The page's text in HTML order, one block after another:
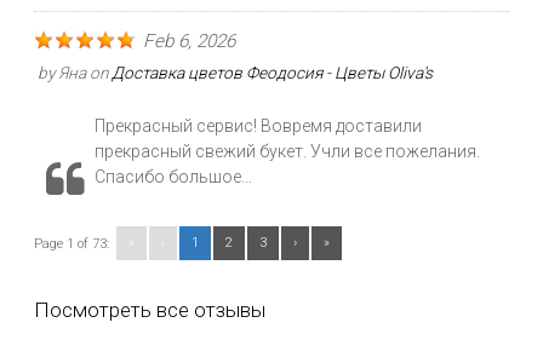
Feb 6, 2026
byЯнаon Доставка цветов Феодосия - Цветы Oliva's
Прекрасный сервис! Вовремя доставили
прекрасный свежий букет. Учли все пожелания.
Спасибо большое...
Page 1 of 73: 1 2 3 › »
Посмотреть все отзывы